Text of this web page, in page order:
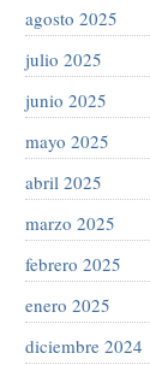
agosto 2025
julio 2025
junio 2025
mayo 2025
abril 2025
marzo 2025
febrero 2025
enero 2025
diciembre 2024